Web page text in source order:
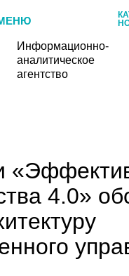
Информационно-
аналитическое
агентство
4.0»